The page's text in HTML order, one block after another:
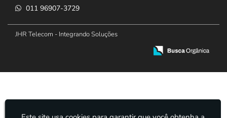
011 96907-3729
JHR Telecom - Integrando Soluções